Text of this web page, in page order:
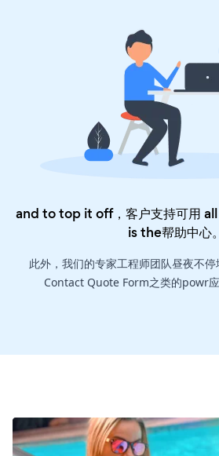
and to top it off，客户支持可用
is the帮助中心。
此外，我们的专家工程师团队昼夜不
Contact Quote Form之类的powr应